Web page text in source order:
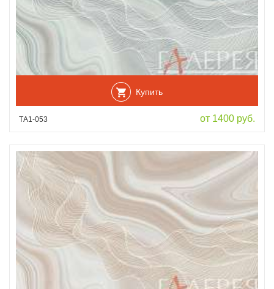
Купить
ТА1-053 от 1400 руб.